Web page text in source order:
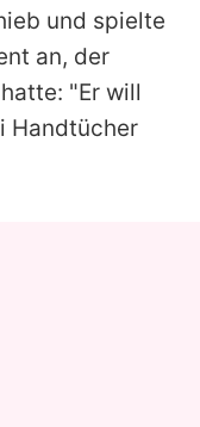
und spielte
an, der
"Er will
Handtücher